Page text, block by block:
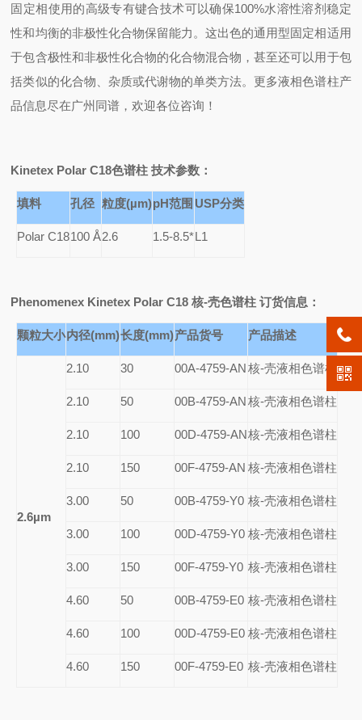
固定相使用的高级专有键合技术可以确保100%水溶性溶剂稳定
性和均衡的非极性化合物保留能力。这出色的通用型固定相适用
于包含极性和非极性化合物的化合物混合物，甚至还可以用于包
括类似的化合物、杂质或代谢物的单类方法。更多液相色谱柱产
品信息尽在广州同谱，欢迎各位咨询！
Kinetex Polar C18色谱柱 技术参数：
填料 孔径 粒度(µm)pH范围 USP分类
Polar C18100 Å2.6 1.5-8.5*L1
Phenomenex Kinetex Polar C18核-壳色谱柱 订货信息：
颗粒大小内径(mm)长度(mm)产品货号 产品描述
2.6µm
2.10 30 00A-4759-AN核-壳液相色谱柱
2.10 50 00B-4759-AN核-壳液相色谱柱
2.10 100 00D-4759-AN核-壳液相色谱柱
2.10 150 00F-4759-AN 核-壳液相色谱柱
3.00 50 00B-4759-Y0 核-壳液相色谱柱
3.00 100 00D-4759-Y0 核-壳液相色谱柱
3.00 150 00F-4759-Y0 核-壳液相色谱柱
4.60 50 00B-4759-E0 核-壳液相色谱柱
4.60 100 00D-4759-E0 核-壳液相色谱柱
4.60 150 00F-4759-E0 核-壳液相色谱柱